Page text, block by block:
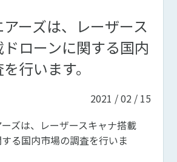
ーズは、レーザース
ローンに関する国内
行います。
2021 / 02 / 15
ズは、レーザースキャナ搭載
る国内市場の調査を行いま